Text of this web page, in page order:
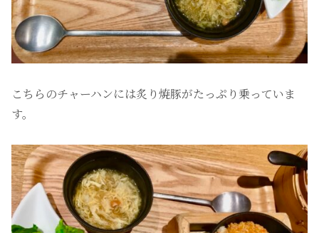
こちらのチャーハンには炙り焼豚がたっぷり乗っていま
す。